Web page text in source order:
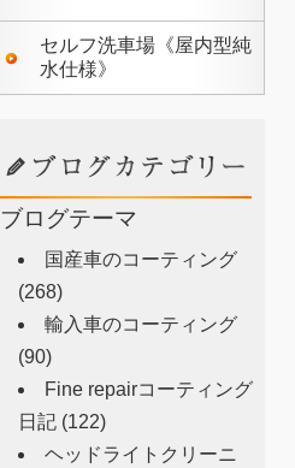
セルフ洗車場《屋内型純
水仕様》
ブログテーマ
国産車のコーティング
(268)
輸入車のコーティング
(90)
Fine repairコーティング
日記 (122)
ヘッドライトクリーニ